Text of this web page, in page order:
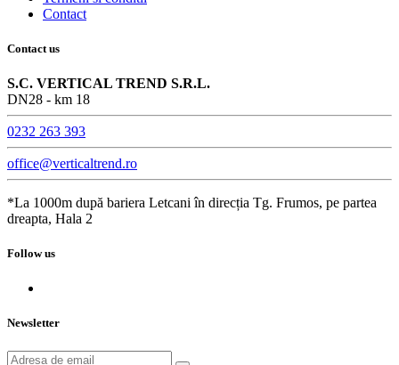
Contact
Contact us
S.C. VERTICAL TREND S.R.L.
DN28 - km 18
0232 263 393
office@verticaltrend.ro
*La 1000m după bariera Letcani în direcția Tg. Frumos, pe partea
dreapta, Hala 2
Follow us
Newsletter